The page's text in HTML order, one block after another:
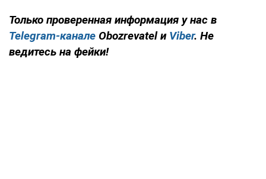
Только проверенная информация у нас в
Telegram-канале Obozrevatel и Viber. Не
ведитесь на фейки!